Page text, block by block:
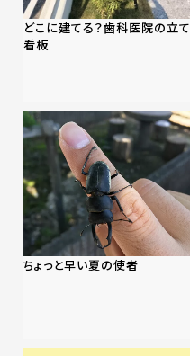
どこに建てる？歯科医院の立て
看板
ちょっと早い夏の使者